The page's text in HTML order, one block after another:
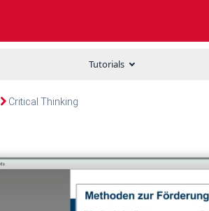
Tutorials
Critical Thinking